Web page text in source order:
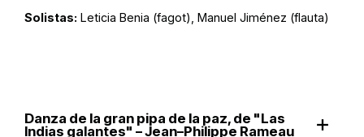
Solistas: Leticia Benia (fagot), Manuel Jiménez (flauta)
Danza de la gran pipa de la paz, de "Las
Indias galantes" – Jean–Philippe Rameau